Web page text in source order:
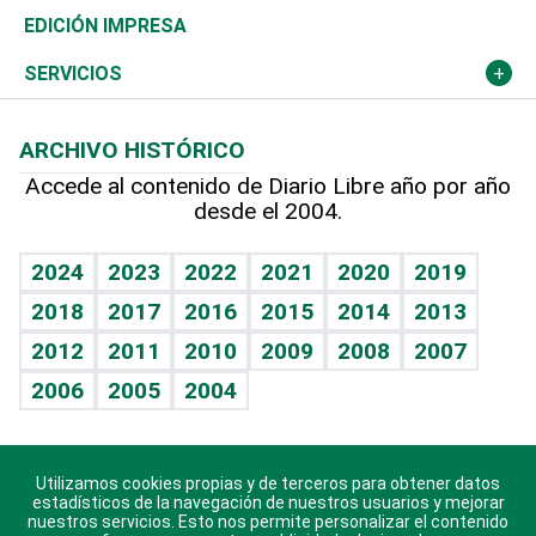
Caribe
Resto del mundo
Global y variable
Economía personal
Novedades
Podcast Arte Libre
Hablando con el pediatra
Vida y familia
Eñe
Celebrando la vida
Sin complejos
En pocas palabras
Escuchando al corazón
Olimpismo
Más deportes
TBT Deportivo
Noticiero Poteleche
Columnistas
Más firmas
Martes de tecnología
Cambio climático
Deportes
Opinión
Hecho en casa
Guía del dinero
EDICIÓN IMPRESA
SERVICIOS
Cumpleaños
Horóscopos
Crucigramas
ARCHIVO HISTÓRICO
Accede al contenido de Diario Libre año por año
desde el 2004.
2024 2023 2022 2021 2020
2019
2018
2017 2016 2015 2014
2013
2012
2011 2010 2009 2008
2007
2006
2005 2004
Descarga nuestras aplicaciones para Android, iOS y
sistema Huawei.
Utilizamos cookies propias y de terceros para obtener datos
estadísticos de la navegación de nuestros usuarios y mejorar
nuestros servicios. Esto nos permite personalizar el contenido